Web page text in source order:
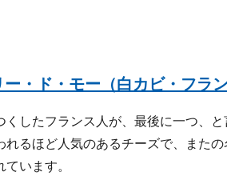
ー・ド・モー（白カビ・フラン
くしたフランス人が、最後に一つ、と
れるほど人気のあるチーズで、また
います。